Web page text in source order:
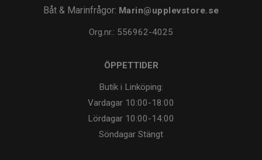
Båt & Marinfrågor: Marin@upplevstore.se
Org.nr.: 556962-4025
ÖPPETTIDER
Butik i Linköping:
Vardagar 10:00-18:00
Lördagar 10:00-14:00
Söndagar Stängt